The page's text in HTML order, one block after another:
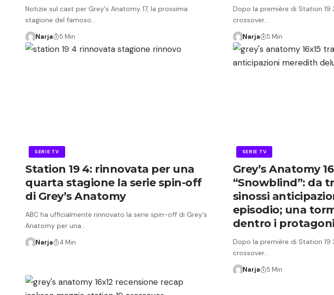
Notizie sul cast per Grey's Anatomy 17, la prossima
stagione del famoso…
Narja 5 Min
Dopo la première di Station 19
crossover…
Narja 5 Min
SERIE TV
Station 19 4: rinnovata per una
quarta stagione la serie spin-off
di Grey’s Anatomy
ABC ha ufficialmente rinnovato la serie spin-off di Grey's
Anatomy per una…
Narja 4 Min
SERIE TV
Grey’s Anatomy
“Snowblind”: da
sinossi
episodio; una
dentro i
Dopo la première di Station 19
crossover…
Narja 5 Min